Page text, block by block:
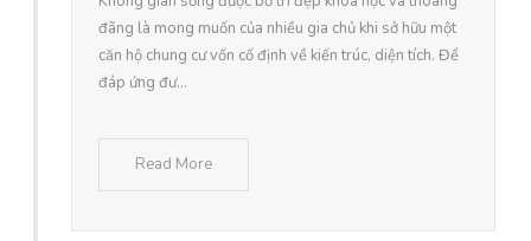
đãng là mong muốn của nhiều gia chủ khi sở hữu một
căn hộ chung cư vốn cố định về kiến trúc, diện tích. Để
đáp ứng đư...
Read More